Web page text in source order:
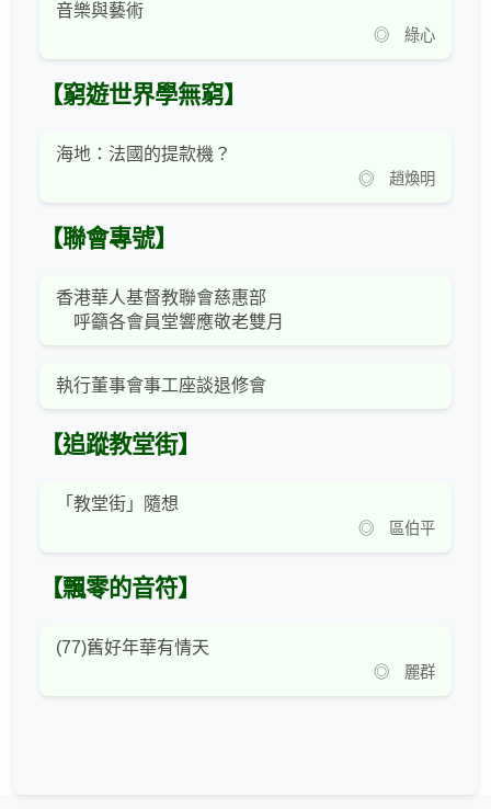
音樂與藝術
◎ 綠心
【窮遊世界學無窮】
海地：法國的提款機？
◎ 趙煥明
【聯會專號】
香港華人基督教聯會慈惠部
呼籲各會員堂響應敬老雙月
執行董事會事工座談退修會
【追蹤教堂街】
「教堂街」隨想
◎ 區伯平
【飄零的音符】
(77)舊好年華有情天
◎ 麗群